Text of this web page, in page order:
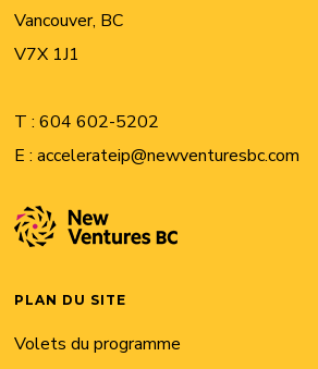
Vancouver, BC
V7X 1J1
T :604 602-5202
E :accelerateip@newventuresbc.com
PLAN DU SITE
Volets du programme